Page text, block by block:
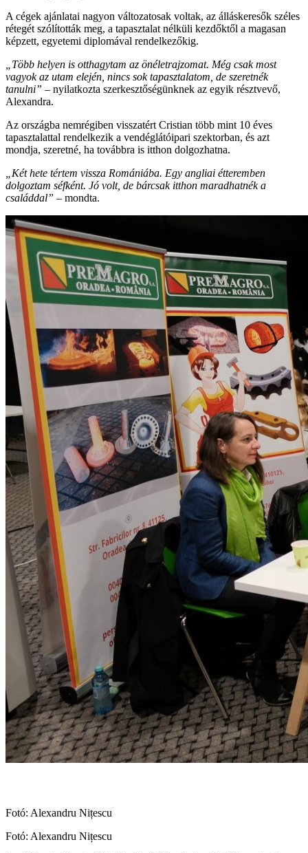
A cégek ajánlatai nagyon változatosak voltak, az álláskeresők széles
rétegét szólították meg, a tapasztalat nélküli kezdőktől a magasan
képzett, egyetemi diplomával rendelkezőkig.
„Több helyen is otthagytam az önéletrajzomat. Még csak most
vagyok az utam elején, nincs sok tapasztalatom, de szeretnék
tanulni” – nyilatkozta szerkesztőségünknek az egyik résztvevő,
Alexandra.
Az országba nemrégiben visszatért Cristian több mint 10 éves
tapasztalattal rendelkezik a vendéglátóipari szektorban, és azt
mondja, szeretné, ha továbbra is itthon dolgozhatna.
„Két hete tértem vissza Romániába. Egy angliai étteremben
dolgoztam séfként. Jó volt, de bárcsak itthon maradhatnék a
családdal” – mondta.
Fotó: Alexandru Nițescu
Fotó: Alexandru Nițescu